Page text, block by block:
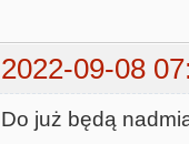
2022-09-08
Do już będą